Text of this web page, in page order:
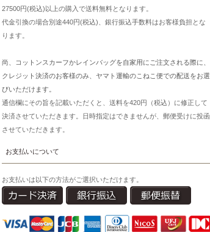
27500円(税込)以上の購入で送料無料となります。
代金引換の場合別途440円(税込)、銀行振込手数料はお客様負担とな
ります。
尚、コットンスカーフかレインバッグを自家用にご注文される際に、
クレジット決済のお客様のみ、ヤマト運輸のこねこ便での配送をお選
びいただけます。
通信欄にその旨を記載いただくと、送料を420円（税込）に修正して
決済させていただきます。日時指定はできませんが、郵便受けに投函
させていただきます。
お支払いについて
お支払いは以下の方法がご選択いただけます。